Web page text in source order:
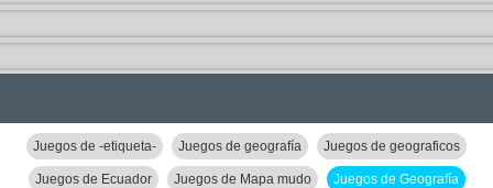
Juegos de -etiqueta- Juegos de geografía Juegos de geograficos
Juegos de Ecuador Juegos de Mapa mudo Juegos de Geografía